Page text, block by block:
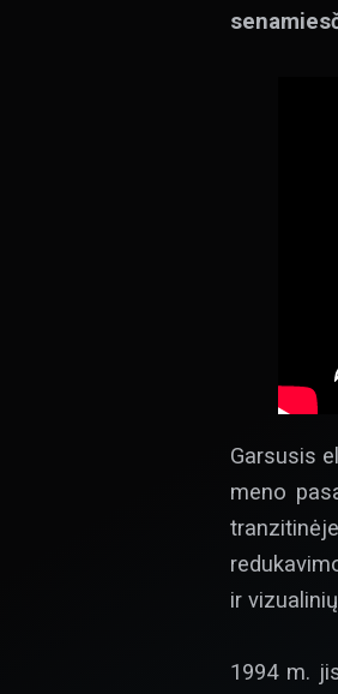
Garsusis
meno
ir
1994 m.